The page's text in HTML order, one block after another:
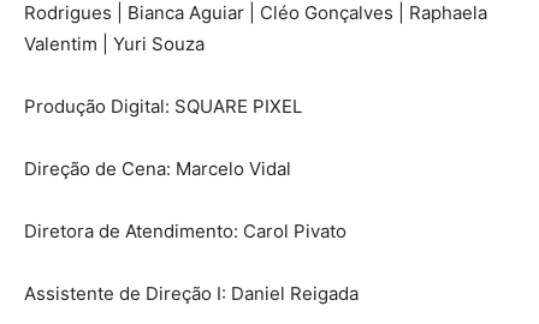
Rodrigues | Bianca Aguiar | Cléo Gonçalves | Raphaela
Valentim | Yuri Souza
Produção Digital: SQUARE PIXEL
Direção de Cena: Marcelo Vidal
Diretora de Atendimento: Carol Pivato
Assistente de Direção I: Daniel Reigada